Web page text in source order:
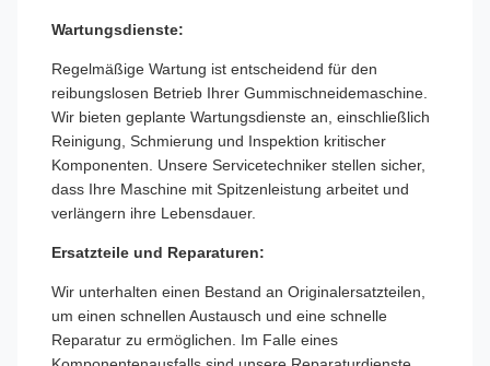
Wartungsdienste:
Regelmäßige Wartung ist entscheidend für den
reibungslosen Betrieb Ihrer Gummischneidemaschine.
Wir bieten geplante Wartungsdienste an, einschließlich
Reinigung, Schmierung und Inspektion kritischer
Komponenten. Unsere Servicetechniker stellen sicher,
dass Ihre Maschine mit Spitzenleistung arbeitet und
verlängern ihre Lebensdauer.
Ersatzteile und Reparaturen:
Wir unterhalten einen Bestand an Originalersatzteilen,
um einen schnellen Austausch und eine schnelle
Reparatur zu ermöglichen. Im Falle eines